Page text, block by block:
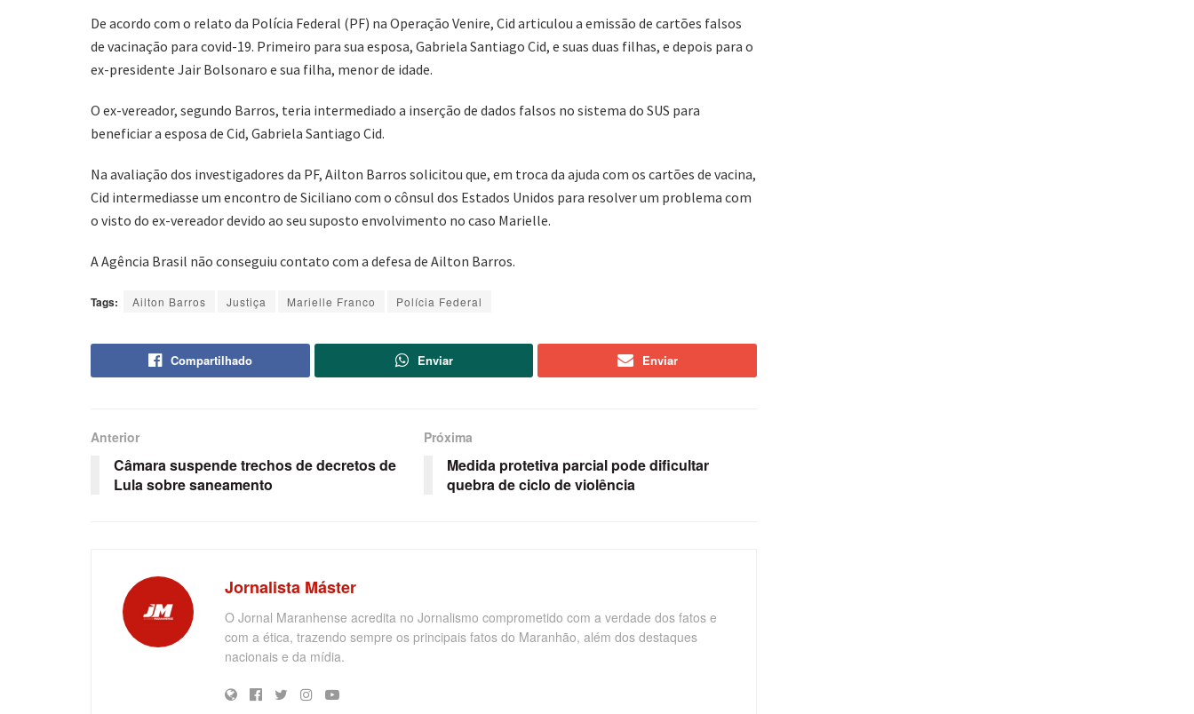
De acordo com o relato da Polícia Federal (PF) na Operação Venire, Cid articulou a emissão de cartões falsos
de vacinação para covid-19. Primeiro para sua esposa, Gabriela Santiago Cid, e suas duas filhas, e depois para o
ex-presidente Jair Bolsonaro e sua filha, menor de idade.
O ex-vereador, segundo Barros, teria intermediado a inserção de dados falsos no sistema do SUS para
beneficiar a esposa de Cid, Gabriela Santiago Cid.
Na avaliação dos investigadores da PF, Ailton Barros solicitou que, em troca da ajuda com os cartões de vacina,
Cid intermediasse um encontro de Siciliano com o cônsul dos Estados Unidos para resolver um problema com
o visto do ex-vereador devido ao seu suposto envolvimento no caso Marielle.
A Agência Brasil não conseguiu contato com a defesa de Ailton Barros.
Tags: Ailton Barros Justiça Marielle Franco Polícia Federal
Compartilhado Enviar Enviar
Anterior
Câmara suspende trechos de decretos de
Lula sobre saneamento
Próxima
Medida protetiva parcial pode dificultar
quebra de ciclo de violência
Jornalista Máster
O Jornal Maranhense acredita no Jornalismo comprometido com a verdade dos fatos e
com a ética, trazendo sempre os principais fatos do Maranhão, além dos destaques
nacionais e da mídia.